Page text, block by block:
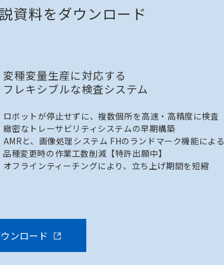
資料をダウンロード
変種変量生産に対応する
フレキシブルな検査システム
ロボットが停止せずに、複数個所を高速・高精度に検査
緻密なトレーサビリティシステムの早期構築
AMRと、画像処理システム FHのランドマーク機能による
品種変更時の作業工数削減【特許出願中】
オフラインティーチングにより、立ち上げ期間を短縮
ンロード